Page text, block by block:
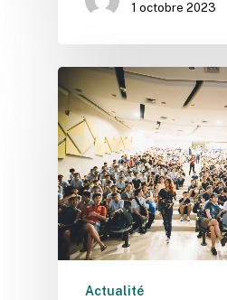
1 octobre 2023
Actualité